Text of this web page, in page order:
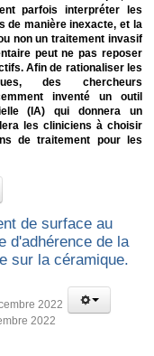
parfois interpréter les
de manière inexacte, et la
non un traitement invasif
peut ne pas reposer
Afin de rationaliser les
des chercheurs
inventé un outil
(IA) qui donnera un
les cliniciens à choisir
de traitement pour les
de surface au
d'adhérence de la
sur la céramique.
2022
2022